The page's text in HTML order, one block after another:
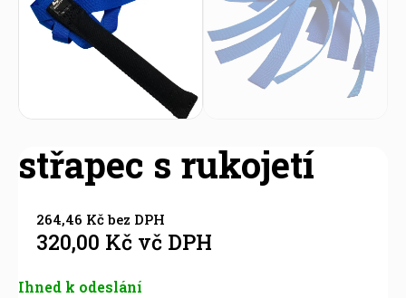
střapec s rukojetí
264,46 Kčbez DPH
320,00 Kč vč DPH
Ihned k odeslání